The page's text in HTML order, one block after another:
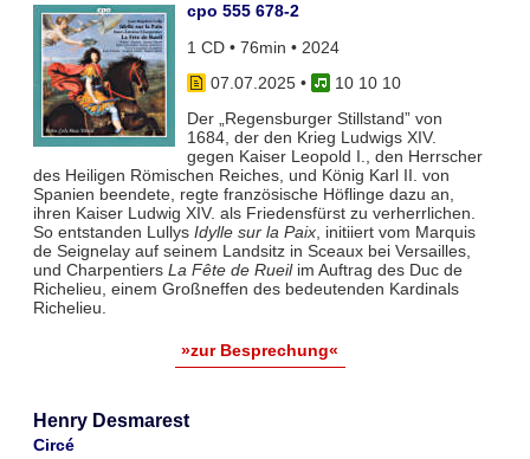
cpo 555 678-2
1 CD • 76min • 2024
07.07.2025•
10 10 10
Der „Regensburger Stillstand” von
1684, der den Krieg Ludwigs XIV.
gegen Kaiser Leopold I., den Herrscher
des Heiligen Römischen Reiches, und König Karl II. von
Spanien beendete, regte französische Höflinge dazu an,
ihren Kaiser Ludwig XIV. als Friedensfürst zu verherrlichen.
So entstanden Lullys Idylle sur la Paix, initiiert vom Marquis
de Seignelay auf seinem Landsitz in Sceaux bei Versailles,
und Charpentiers La Fête de Rueilim Auftrag des Duc de
Richelieu, einem Großneffen des bedeutenden Kardinals
Richelieu.
»zur Besprechung«
Henry Desmarest
Circé